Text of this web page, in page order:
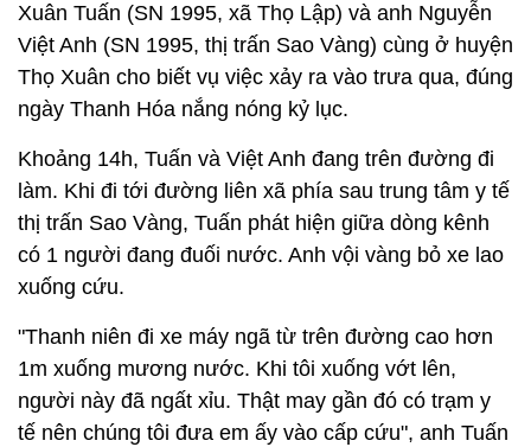
Xuân Tuấn (SN 1995, xã Thọ Lập) và anh Nguyễn
Việt Anh (SN 1995, thị trấn Sao Vàng) cùng ở huyện
Thọ Xuân cho biết vụ việc xảy ra vào trưa qua, đúng
ngày Thanh Hóa nắng nóng kỷ lục.
Khoảng 14h, Tuấn và Việt Anh đang trên đường đi
làm. Khi đi tới đường liên xã phía sau trung tâm y tế
thị trấn Sao Vàng, Tuấn phát hiện giữa dòng kênh
có 1 người đang đuối nước. Anh vội vàng bỏ xe lao
xuống cứu.
"Thanh niên đi xe máy ngã từ trên đường cao hơn
1m xuống mương nước. Khi tôi xuống vớt lên,
người này đã ngất xỉu. Thật may gần đó có trạm y
tế nên chúng tôi đưa em ấy vào cấp cứu", anh Tuấn